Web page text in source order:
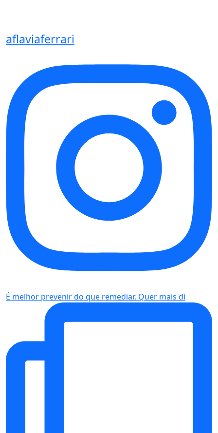
aflaviaferrari
É melhor prevenir do que remediar. Quer mais di